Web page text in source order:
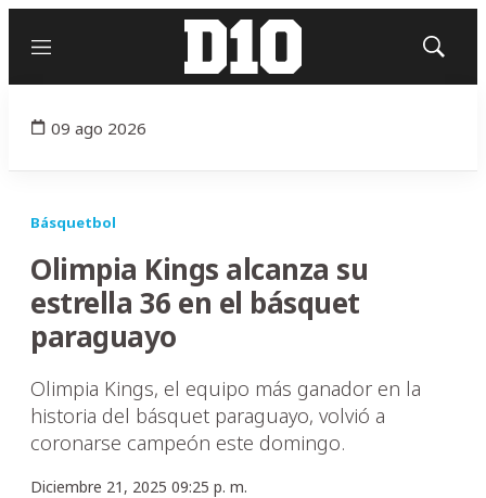
Menú
Mostrar
09 ago 2026
Básquetbol
Olimpia Kings alcanza su
estrella 36 en el básquet
paraguayo
Olimpia Kings, el equipo más ganador en la
historia del básquet paraguayo, volvió a
coronarse campeón este domingo.
Diciembre 21, 2025 09:25 p. m.